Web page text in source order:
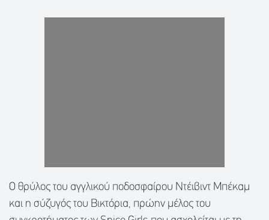
Ο θρύλος του αγγλικού ποδοσφαίρου Ντέιβιντ Μπέκαμ
και η σύζυγός του Βικτόρια, πρώην μέλος του